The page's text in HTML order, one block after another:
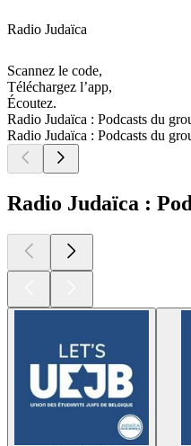
Radio Judaïca
Scannez le code,
Téléchargez l’app,
Écoutez.
Radio Judaïca : Podcasts du
Radio Judaïca : Podcasts du
Radio Judaïca :